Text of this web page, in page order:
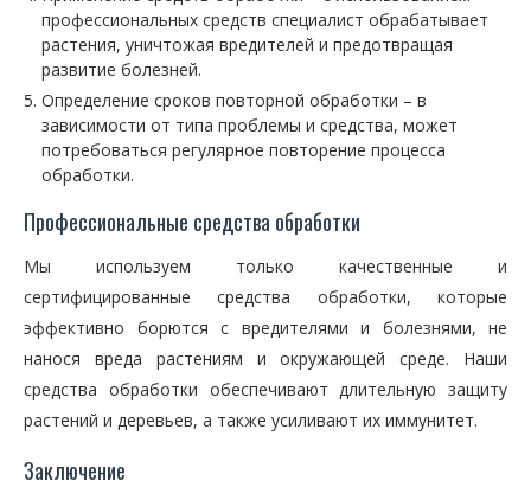
профессиональных средств специалист обрабатывает
растения, уничтожая вредителей и предотвращая
развитие болезней.
Определение сроков повторной обработки – в
зависимости от типа проблемы и средства, может
потребоваться регулярное повторение процесса
обработки.
Профессиональные средства обработки
Мы используем только качественные и
сертифицированные средства обработки, которые
эффективно борются с вредителями и болезнями, не
нанося вреда растениям и окружающей среде. Наши
средства обработки обеспечивают длительную защиту
растений и деревьев, а также усиливают их иммунитет.
Заключение